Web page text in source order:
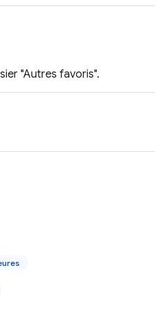
"Autres favoris".